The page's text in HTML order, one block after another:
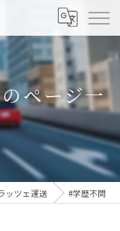
ページ一
ッツェ運送 #学歴不問